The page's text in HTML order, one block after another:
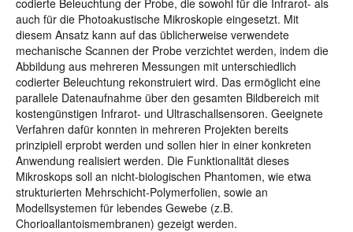
codierte Beleuchtung der Probe, die sowohl für die Infrarot- als
auch für die Photoakustische Mikroskopie eingesetzt. Mit
diesem Ansatz kann auf das üblicherweise verwendete
mechanische Scannen der Probe verzichtet werden, indem die
Abbildung aus mehreren Messungen mit unterschiedlich
codierter Beleuchtung rekonstruiert wird. Das ermöglicht eine
parallele Datenaufnahme über den gesamten Bildbereich mit
kostengünstigen Infrarot- und Ultraschallsensoren. Geeignete
Verfahren dafür konnten in mehreren Projekten bereits
prinzipiell erprobt werden und sollen hier in einer konkreten
Anwendung realisiert werden. Die Funktionalität dieses
Mikroskops soll an nicht-biologischen Phantomen, wie etwa
strukturierten Mehrschicht-Polymerfolien, sowie an
Modellsystemen für lebendes Gewebe (z.B.
Chorioallantoismembranen) gezeigt werden.